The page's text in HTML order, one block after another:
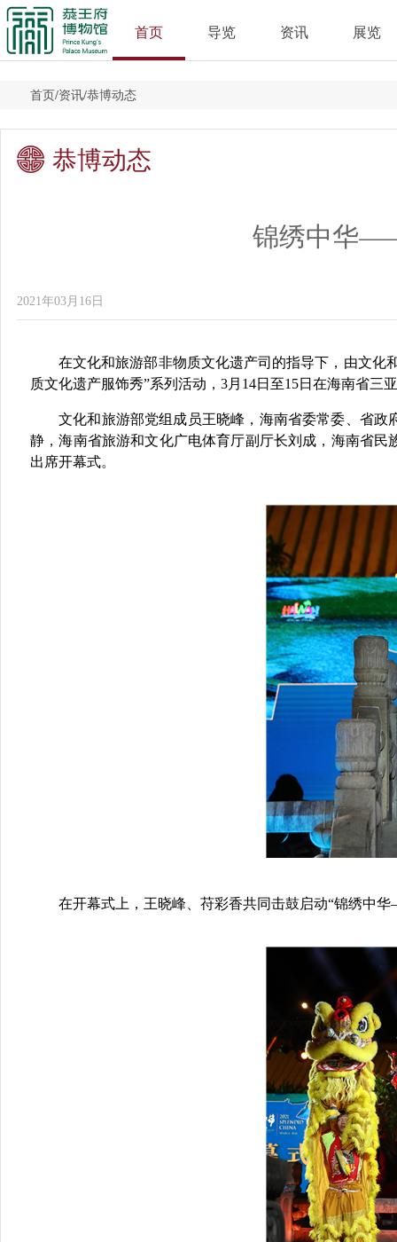
首页 导览 资讯 展览
首页/资讯/恭博动态
恭博动态
锦绣中华
2021年03月16日
在文化和旅游部非物质文化遗产司的指导下，由文
质文化遗产服饰秀”系列活动，3月14日至15日在海南省三
文化和旅游部党组成员王晓峰，海南省委常委、省
静，海南省旅游和文化广电体育厅副厅长刘成，海南省
出席开幕式。
在开幕式上，王晓峰、苻彩香共同击鼓启动“锦绣中